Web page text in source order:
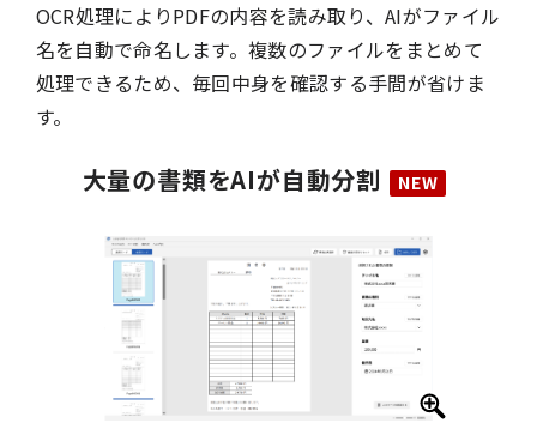
OCR処理によりPDFの内容を読み取り、AIがファイル
名を自動で命名します。複数のファイルをまとめて
処理できるため、毎回中身を確認する手間が省けま
す。
大量の書類をAIが自動分割